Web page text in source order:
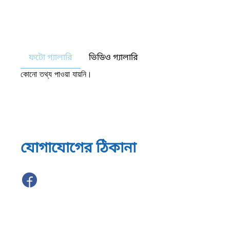
ফটো গ্যালারি ভিডিও গ্যালারি
কোনো তথ্য পাওয়া যায়নি।
যোগাযোগের ঠিকানা